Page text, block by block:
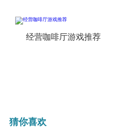
经营咖啡厅游戏推荐
猜你喜欢